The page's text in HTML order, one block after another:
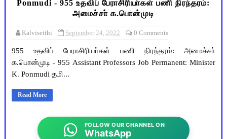
Ponmudi - 955 உதவிப் பேராசிரியா்கள் பணி நிரந்தரம்:
அமைச்சா் க.பொன்முடி
Kalviseithi September 24, 2022 0 Comments
955 உதவிப் பேராசிரியா்கள் பணி நிரந்தரம்: அமைச்சா்
க.பொன்முடி - 955 Assistant Professors Job Permanent: Minister
K. Ponmudi தமி...
Read More
FOLLOW OUR CHANNEL ON
WhatsApp